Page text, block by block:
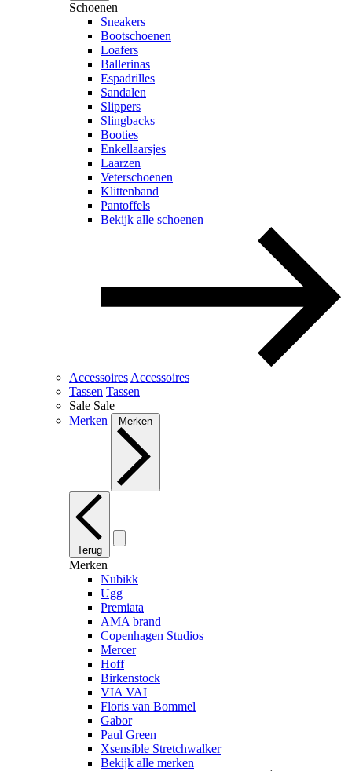
Schoenen
Sneakers
Bootschoenen
Loafers
Ballerinas
Espadrilles
Sandalen
Slippers
Slingbacks
Booties
Enkellaarsjes
Laarzen
Veterschoenen
Klittenband
Pantoffels
Bekijk alle schoenen
Accessoires Accessoires
Tassen Tassen
Sale Sale
Merken
Merken
Terug
Merken
Nubikk
Ugg
Premiata
AMA brand
Copenhagen Studios
Mercer
Hoff
Birkenstock
VIA VAI
Floris van Bommel
Gabor
Paul Green
Xsensible Stretchwalker
Bekijk alle merken